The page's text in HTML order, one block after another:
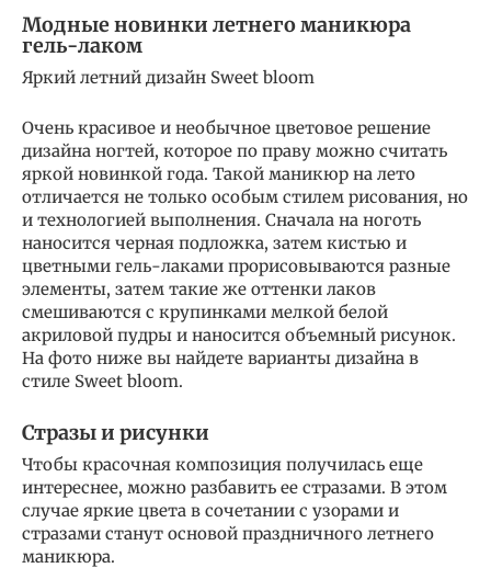
Модные новинки летнего маникюра
гель-лаком
Яркий летний дизайн Sweet bloom
Очень красивое и необычное цветовое решение
дизайна ногтей, которое по праву можно считать
яркой новинкой года. Такой маникюр на лето
отличается не только особым стилем рисования, но
и технологией выполнения. Сначала на ноготь
наносится черная подложка, затем кистью и
цветными гель-лаками прорисовываются разные
элементы, затем такие же оттенки лаков
смешиваются с крупинками мелкой белой
акриловой пудры и наносится объемный рисунок.
На фото ниже вы найдете варианты дизайна в
стиле Sweet bloom.
Стразы и рисунки
Чтобы красочная композиция получилась еще
интереснее, можно разбавить ее стразами. В этом
случае яркие цвета в сочетании с узорами и
стразами станут основой праздничного летнего
маникюра.